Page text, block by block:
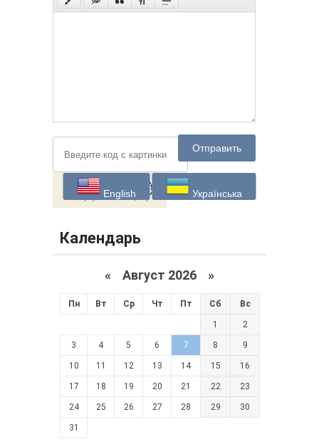
Отправить
English Українська
Календарь
« Август 2026 »
Пн Вт Ср Чт Пт Сб Вс
1 2
3 4 5 6 7 8 9
10 11 12 13 14 15 16
17 18 19 20 21 22 23
24 25 26 27 28 29 30
31